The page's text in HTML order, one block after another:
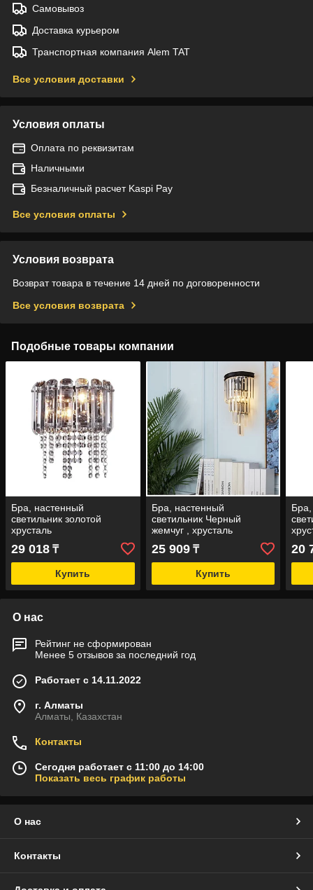
Самовывоз
Доставка курьером
Транспортная компания Alem TAT
Все условия доставки
Условия оплаты
Оплата по реквизитам
Наличными
Безналичный расчет Kaspi Pay
Все условия оплаты
Условия возврата
Возврат товара в течение 14 дней по договоренности
Все условия возврата
Подобные товары компании
Бра, настенный
светильник золотой
хрусталь
29 018 ₸
Купить
Бра, настенный
светильник Черный
жемчуг , хрусталь
настенный Е14
25 909₸
Купить
20
О нас
Рейтинг не сформирован
Менее 5 отзывов за последний год
Работает с 14.11.2022
г. Алматы
Алматы, Казахстан
Контакты
Сегодня работает с 11:00 до 14:00
Показать весь график работы
О нас
Контакты